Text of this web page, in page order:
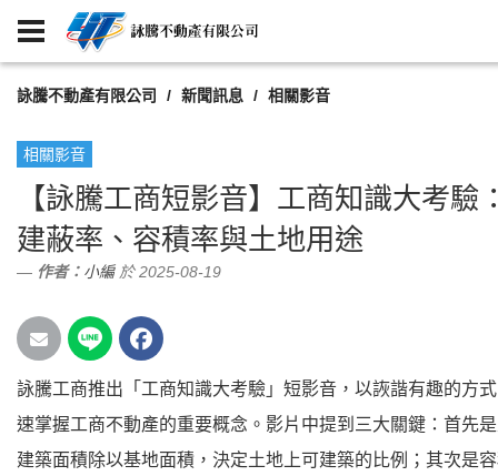
詠騰不動產有限公司 新聞訊息 相關影音
相關影音
【詠騰工商短影音】工商知識大考驗
建蔽率、容積率與土地用途
作者： 小編於 2025-08-19
詠騰工商推出「工商知識大考驗」短影音，以詼諧有趣的方
速掌握工商不動產的重要概念。影片中提到三大關鍵：首先
建築面積除以基地面積，決定土地上可建築的比例；其次是